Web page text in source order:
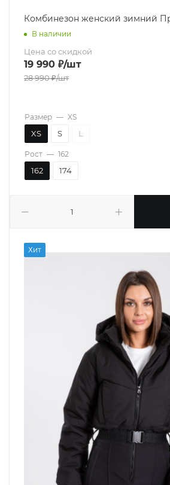
Комбинезон женский зимний
В наличии
Цена со скидкой
19 990 ₽/шт
28 990₽/шт
Размер — XS
XS S L
Рост — 162
162 174
Хит